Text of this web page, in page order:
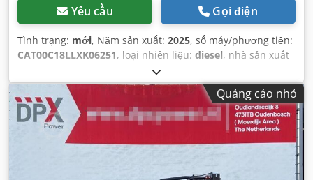
Yêu cầu Gọi điện
Tình trạng: mới, Năm sản xuất: 2025, số máy/phương tiện:
CAT00C18LLXK06251, loại nhiên liệu: diesel, nhà sản xuất
Quảng cáo nhỏ